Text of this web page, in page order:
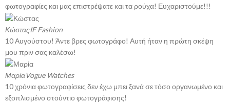
φωτογραφίες και μας επιστρέψατε και τα ρούχα! Ευχαριστούμε!!!
ΚώσταςIF Fashion
10 Αυγούστου! Άντε βρες φωτογράφο! Αυτή ήταν η πρώτη σκέψη
μου πριν σας καλέσω!
ΜαρίαVogue Watches
10 χρόνια φωτογραφίσεις δεν έχω μπει ξανά σε τόσο οργανωμένο και
εξοπλισμένο στούντιο φωτογράφισης!